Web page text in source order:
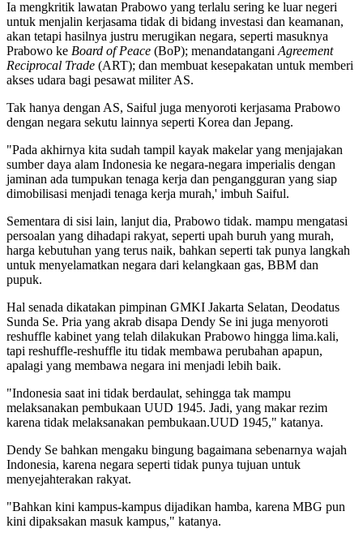
Ia mengkritik lawatan Prabowo yang terlalu sering ke luar negeri
untuk menjalin kerjasama tidak di bidang investasi dan keamanan,
akan tetapi hasilnya justru merugikan negara, seperti masuknya
Prabowo ke Board of Peace (BoP); menandatangani Agreement
Reciprocal Trade (ART); dan membuat kesepakatan untuk memberi
akses udara bagi pesawat militer AS.
Tak hanya dengan AS, Saiful juga menyoroti kerjasama Prabowo
dengan negara sekutu lainnya seperti Korea dan Jepang.
"Pada akhirnya kita sudah tampil kayak makelar yang menjajakan
sumber daya alam Indonesia ke negara-negara imperialis dengan
jaminan ada tumpukan tenaga kerja dan pengangguran yang siap
dimobilisasi menjadi tenaga kerja murah,' imbuh Saiful.
Sementara di sisi lain, lanjut dia, Prabowo tidak. mampu mengatasi
persoalan yang dihadapi rakyat, seperti upah buruh yang murah,
harga kebutuhan yang terus naik, bahkan seperti tak punya langkah
untuk menyelamatkan negara dari kelangkaan gas, BBM dan
pupuk.
Hal senada dikatakan pimpinan GMKI Jakarta Selatan, Deodatus
Sunda Se. Pria yang akrab disapa Dendy Se ini juga menyoroti
reshuffle kabinet yang telah dilakukan Prabowo hingga lima.kali,
tapi reshuffle-reshuffle itu tidak membawa perubahan apapun,
apalagi yang membawa negara ini menjadi lebih baik.
"Indonesia saat ini tidak berdaulat, sehingga tak mampu
melaksanakan pembukaan UUD 1945. Jadi, yang makar rezim
karena tidak melaksanakan pembukaan.UUD 1945," katanya.
Dendy Se bahkan mengaku bingung bagaimana sebenarnya wajah
Indonesia, karena negara seperti tidak punya tujuan untuk
menyejahterakan rakyat.
"Bahkan kini kampus-kampus dijadikan hamba, karena MBG pun
kini dipaksakan masuk kampus," katanya.